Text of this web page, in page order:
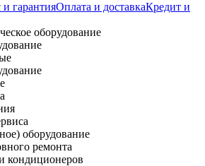
гарантияОплата и доставкаКредит и
оборудование
оборудование
ремонта
кондиционеров